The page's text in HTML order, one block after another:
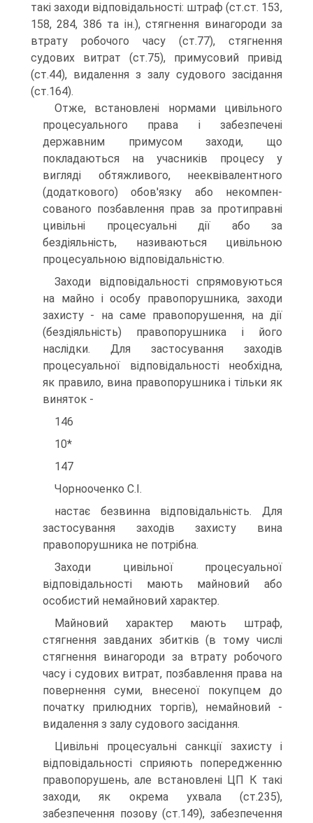
такі заходи відповідальності: штраф (ст.ст. 153,
158, 284, 386 та ін.), стягнення винагороди за
втрату робочого часу (ст.77), стягнення
судових витрат (ст.75), примусовий привід
(ст.44), видалення з залу судового засідання
(ст.164).
Отже, встановлені нормами цивільного
процесуального права і забезпечені
державним примусом заходи, що
покладаються на учасників процесу у
вигляді обтяжливого, нееквівалентного
(додаткового) обов'язку або некомпен-
сованого позбавлення прав за протиправні
цивільні процесуальні дії або за
бездіяльність, називаються цивільною
процесуальною відповідальністю.
Заходи відповідальності спрямовуються
на майно і особу правопорушника, заходи
захисту - на саме правопорушення, на дії
(бездіяльність) правопорушника і його
наслідки. Для застосування заходів
процесуальної відповідальності необхідна,
як правило, вина правопорушника і тільки як
виняток -
146
10*
147
Чорнооченко C.I.
настає безвинна відповідальність. Для
застосування заходів захисту вина
правопорушника не потрібна.
Заходи цивільної процесуальної
відповідальності мають майновий або
особистий немайновий характер.
Майновий характер мають штраф,
стягнення завданих збитків (в тому числі
стягнення винагороди за втрату робочого
часу і судових витрат, позбавлення права на
повернення суми, внесеної покупцем до
початку прилюдних торгів), немайновий -
видалення з залу судового засідання.
Цивільні процесуальні санкції захисту і
відповідальності сприяють попередженню
правопорушень, але встановлені ЦП К такі
заходи, як окрема ухвала (ст.235),
забезпечення позову (ст.149), забезпечення